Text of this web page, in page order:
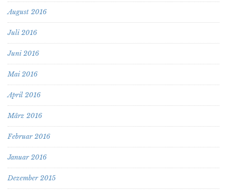
August 2016
Juli 2016
Juni 2016
Mai 2016
April 2016
März 2016
Februar 2016
Januar 2016
Dezember 2015